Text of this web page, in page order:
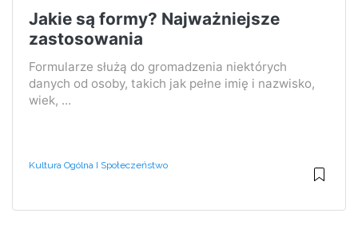
Jakie są formy? Najważniejsze
zastosowania
Formularze służą do gromadzenia niektórych
danych od osoby, takich jak pełne imię i nazwisko,
wiek, ...
Kultura Ogólna I Społeczeństwo